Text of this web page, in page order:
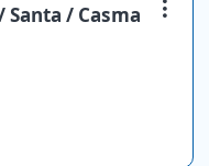
/ Casma